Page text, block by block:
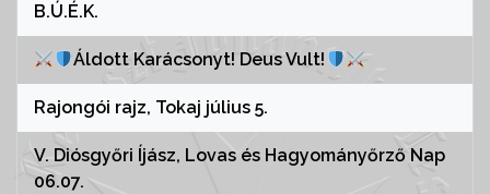
B.Ú.É.K.
Áldott Karácsonyt! Deus Vult!
Rajongói rajz, Tokaj július 5.
V. Diósgyőri Íjász, Lovas és Hagyományőrző Nap
06.07.